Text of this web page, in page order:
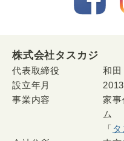
株式会社タスカジ
代表取締役
和田
設立年月
事業内容
家事
ム
「